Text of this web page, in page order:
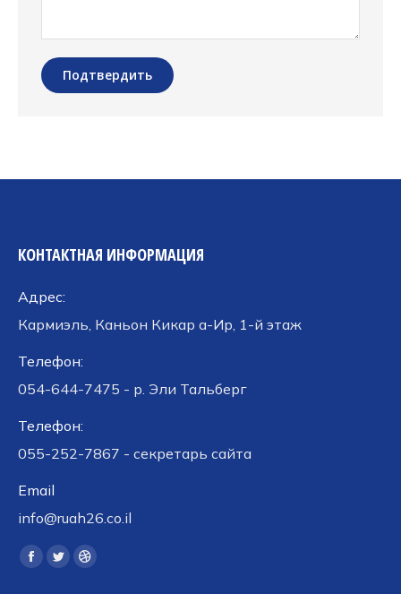
Подтвердить
КОНТАКТНАЯ ИНФОРМАЦИЯ
Адрес:
Кармиэль, Каньон Кикар а-Ир, 1-й этаж
Телефон:
054-644-7475 - р. Эли Тальберг
Телефон:
055-252-7867 - секретарь сайта
Email
info@ruah26.co.il
Ищите нас:
Страница
Страница
Страница